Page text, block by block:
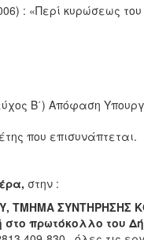
: «Περί κυρώσεως
Β΄) Απόφαση
που επισυνάπτεται.
στην :
ΤΜΗΜΑ ΣΥΝΤΗΡΗΣΗΣ
στο πρωτόκολλο του